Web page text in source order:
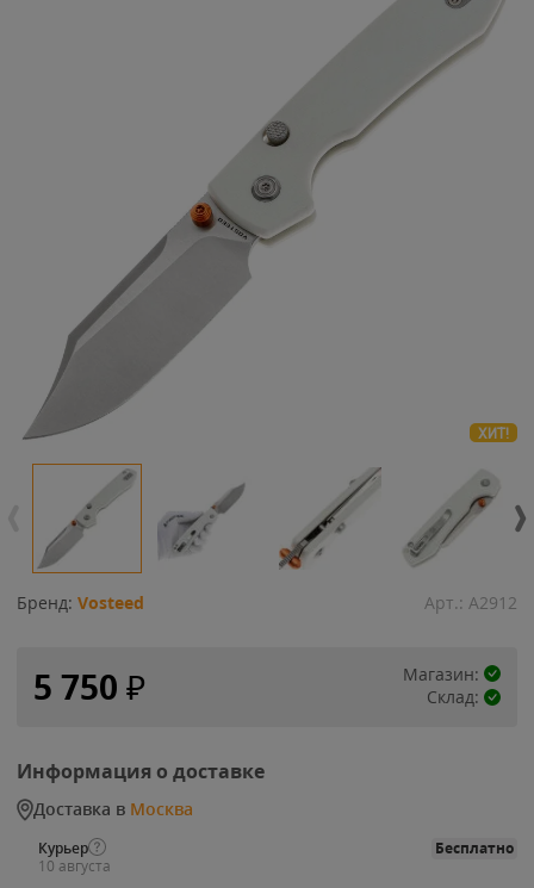
ХИТ!
Бренд: Vosteed Арт.: A2912
5 750 ₽
Магазин:
Склад:
Информация о доставке
Доставка в Москва
Курьер
Бесплатно
10 августа